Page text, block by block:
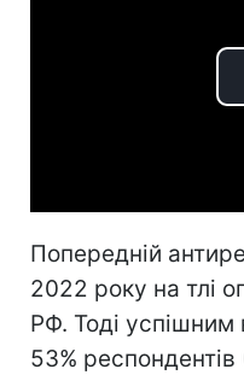
Попередній
2022 року на тлі
РФ. Тоді
53%